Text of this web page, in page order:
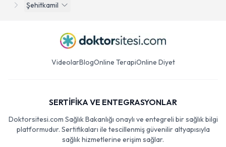
Şehitkamil
VideolarBlogOnline TerapiOnline Diyet
SERTİFİKA VE ENTEGRASYONLAR
Doktorsitesi.com Sağlık Bakanlığı onaylı ve entegreli bir sağlık bilgi
platformudur. Sertifikaları ile tescillenmiş güvenilir altyapısıyla
sağlık hizmetlerine erişim sağlar.